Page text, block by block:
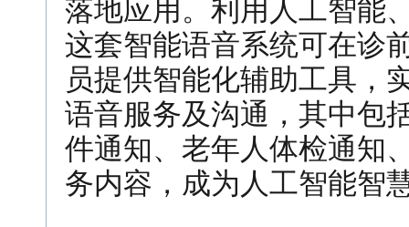
落地应用。利用人工智能
这套智能语音系统可在诊
员提供智能化辅助工具，
语音服务及沟通，其中包
件通知、老年人体检通知
务内容，成为人工智能智